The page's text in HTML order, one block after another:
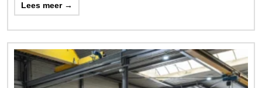
Lees meer →